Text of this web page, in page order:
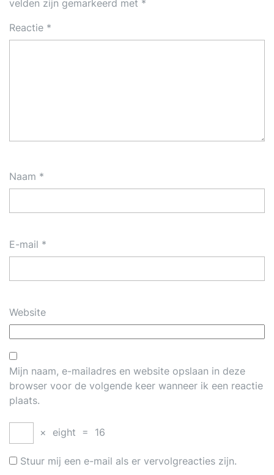
velden zijn gemarkeerd met *
Reactie *
Naam *
E-mail *
Website
Mijn naam, e-mailadres en website opslaan in deze
browser voor de volgende keer wanneer ik een reactie
plaats.
× eight = 16
Stuur mij een e-mail als er vervolgreacties zijn.